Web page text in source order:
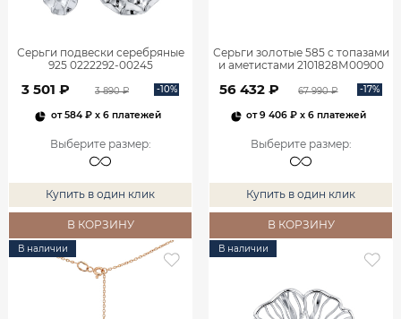
Серьги подвески серебряные
925 0222292-00245
3 501 ₽ 3 890 ₽ -10%
от584 ₽x 6 платежей
Выберите размер:
Купить в один клик
В КОРЗИНУ
Серьги золотые 585 с топазами
и аметистами 2101828М00900
56 432 ₽ 67 990 ₽ -17%
от9 406 ₽ x 6 платежей
Выберите размер:
Купить в один клик
В КОРЗИНУ
В наличии В наличии